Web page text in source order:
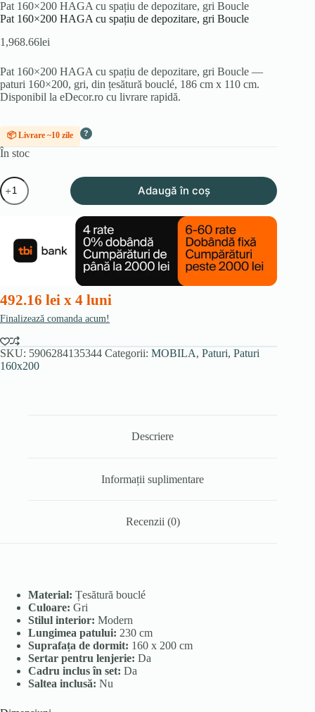
Pat 160×200 HAGA cu spațiu de depozitare, gri Boucle
Pat 160×200 HAGA cu spațiu de depozitare, gri Boucle
1,968.66lei
Pat 160×200 HAGA cu spațiu de depozitare, gri Boucle —
paturi 160×200, gri, din țesătură bouclé, 186 cm x 110 cm.
Disponibil la eDecor.ro cu livrare rapidă.
📦 Livrare ~10 zile ?
În stoc
Cantitate
Pat
160x200
spațiu
depozitare,
Adaugă în coș
492.16 lei x 4 luni
Finalizează comanda acum!
SKU: 5906284135344 Categorii: MOBILA, Paturi, Paturi
160x200
Descriere
Informații suplimentare
Recenzii (0)
Material: Țesătură bouclé
Culoare: Gri
Stilul interior: Modern
Lungimea patului: 230 cm
Suprafața de dormit: 160 x 200 cm
Sertar pentru lenjerie: Da
Cadru inclus în set: Da
Saltea inclusă: Nu